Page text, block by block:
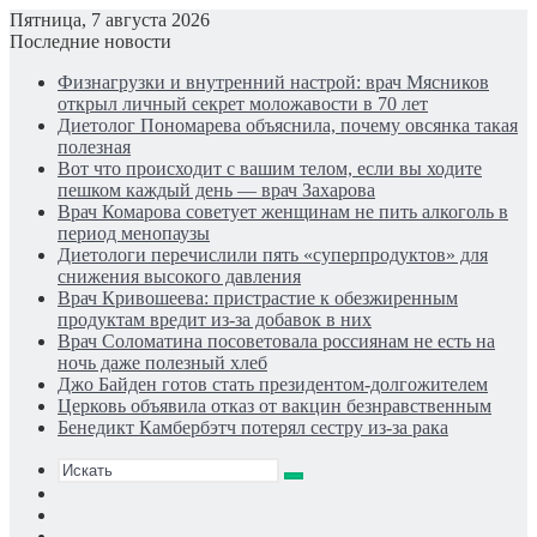
Пятница, 7 августа 2026
Последние новости
Физнагрузки и внутренний настрой: врач Мясников
открыл личный секрет моложавости в 70 лет
Диетолог Пономарева объяснила, почему овсянка такая
полезная
Вот что происходит с вашим телом, если вы ходите
пешком каждый день — врач Захарова
Врач Комарова советует женщинам не пить алкоголь в
период менопаузы
Диетологи перечислили пять «суперпродуктов» для
снижения высокого давления
Врач Кривошеева: пристрастие к обезжиренным
продуктам вредит из-за добавок в них
Врач Соломатина посоветовала россиянам не есть на
ночь даже полезный хлеб
Джо Байден готов стать президентом-долгожителем
Церковь объявила отказ от вакцин безнравственным
Бенедикт Камбербэтч потерял сестру из-за рака
Искать